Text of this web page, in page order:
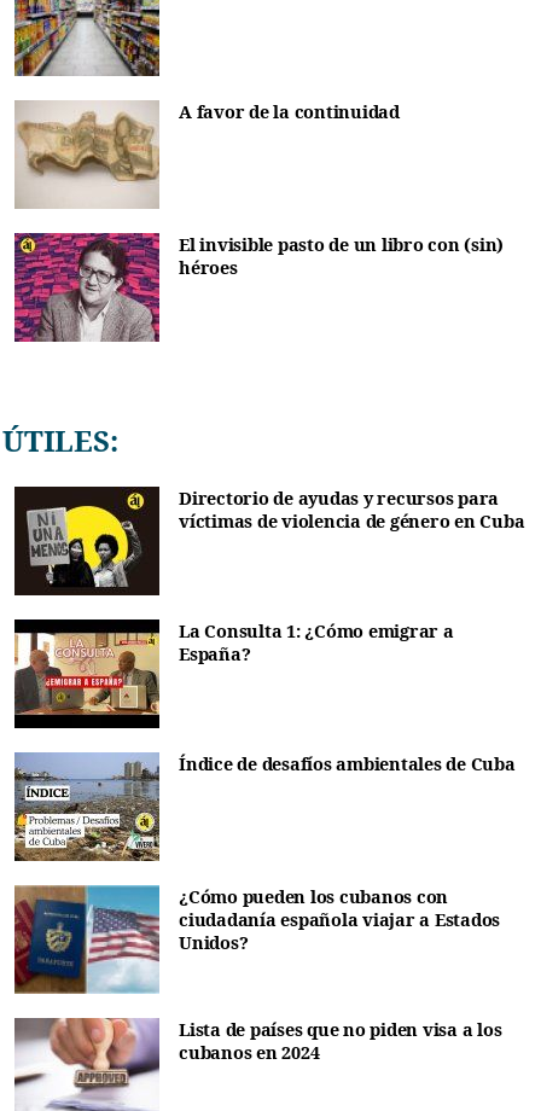
A favor de la continuidad
El invisible pasto de un libro con (sin)
héroes
ÚTILES:
Directorio de ayudas y recursos para
víctimas de violencia de género en Cuba
La Consulta 1: ¿Cómo emigrar a
España?
Índice de desafíos ambientales de Cuba
¿Cómo pueden los cubanos con
ciudadanía española viajar a Estados
Unidos?
Lista de países que no piden visa a los
cubanos en 2024